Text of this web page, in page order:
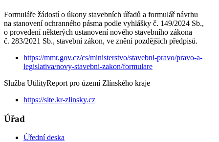
Formuláře žádostí o úkony stavebních úřadů a formulář návrhu
na stanovení ochranného pásma podle vyhlášky č. 149/2024 Sb.,
o provedení některých ustanovení nového stavebního zákona
č. 283/2021 Sb., stavební zákon, ve znění pozdějších předpisů.
https://mmr.gov.cz/cs/ministerstvo/stavebni-pravo/pravo-a-
legislativa/novy-stavebni-zakon/formulare
Služba UtilityReport pro území Zlínského kraje
https://site.kr-zlinsky.cz
Úřad
Úřední deska